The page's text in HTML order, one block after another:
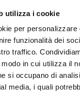
utilizza i cookie
per personalizzare
funzionalità dei
traffico.
in cui utilizza il
si occupano di
media, i quali